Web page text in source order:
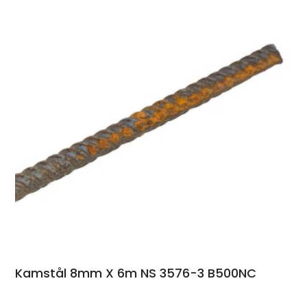
Kamstål 8mm X 6m NS 3576-3 B500NC